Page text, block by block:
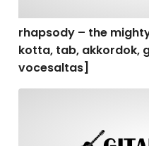
rhapsody – the
kotta, tab, akkordok,
vocesaltas]